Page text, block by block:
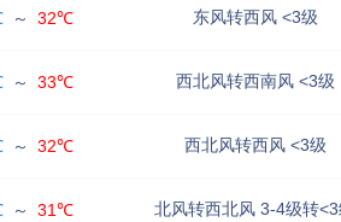
～ 32℃ 东风转西风 <3级
～ 33℃ 西北风转西南风 <3级
～ 32℃ 西北风转西风 <3级
～ 31℃ 北风转西北风 3-4级转<3